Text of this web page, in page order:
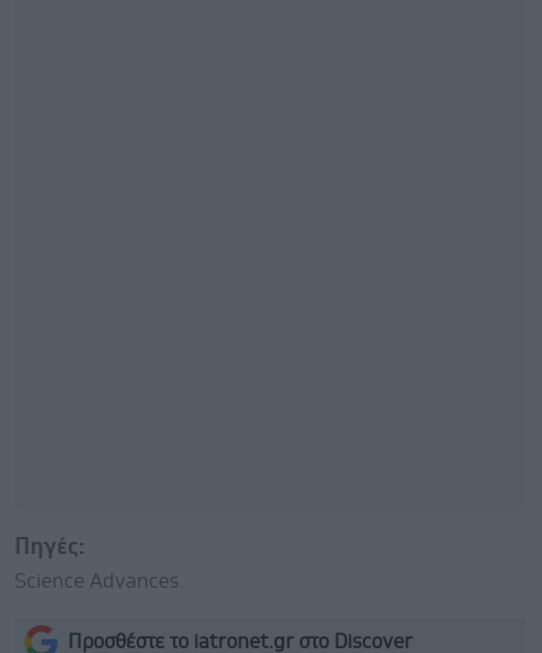
Πηγές:
Science Advances.
Προσθέστε το iatronet.gr στο Discover